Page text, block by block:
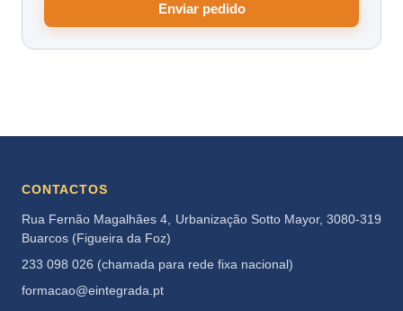
Enviar pedido
CONTACTOS
Rua Fernão Magalhães 4, Urbanização Sotto Mayor, 3080-319
Buarcos (Figueira da Foz)
233 098 026 (chamada para rede fixa nacional)
formacao@eintegrada.pt